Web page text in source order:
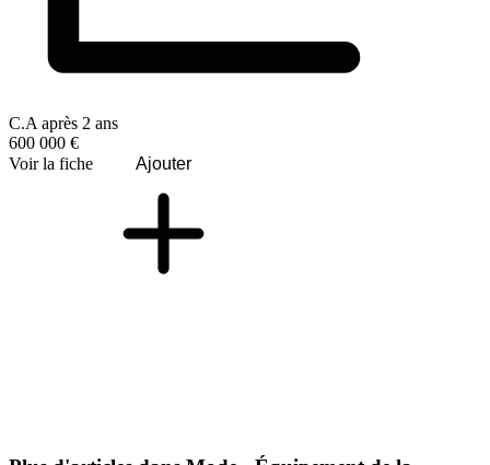
C.A après 2 ans
600 000 €
Voir la fiche
Ajouter